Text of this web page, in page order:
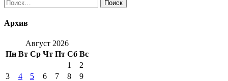
Архив
Август 2026
Пн Вт Ср Чт Пт Сб Вс
1
2
3
4 5 6 7 8
9